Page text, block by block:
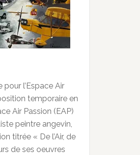
l’Espace Air
temporaire en
Air Passion (EAP)
peintre angevin,
titrée « De l’Air, de
de ses oeuvres